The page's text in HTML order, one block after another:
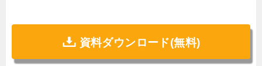
資料ダウンロード(無料)